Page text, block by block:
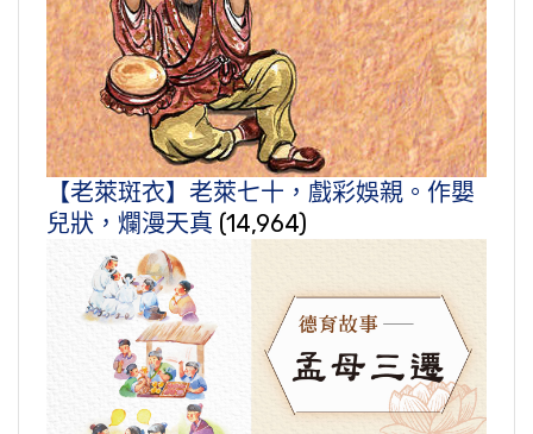
【老萊斑衣】老萊七十，戲彩娛親。作嬰
兒狀，爛漫天真 (14,964)